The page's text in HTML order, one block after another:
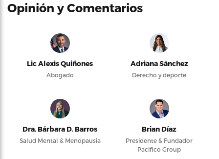
Opinión y Comentarios
Lic Alexis Quiñones
Abogado
Adriana Sánchez
Derecho y deporte
Dra. Bárbara D. Barros
Salud Mental & Menopausia
Brian Díaz
Presidente & Fundador
Pacifico Group